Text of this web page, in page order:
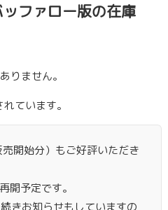
ファロー版の在庫
りません。
ています。
開始分）もご好評いただき
開予定です。